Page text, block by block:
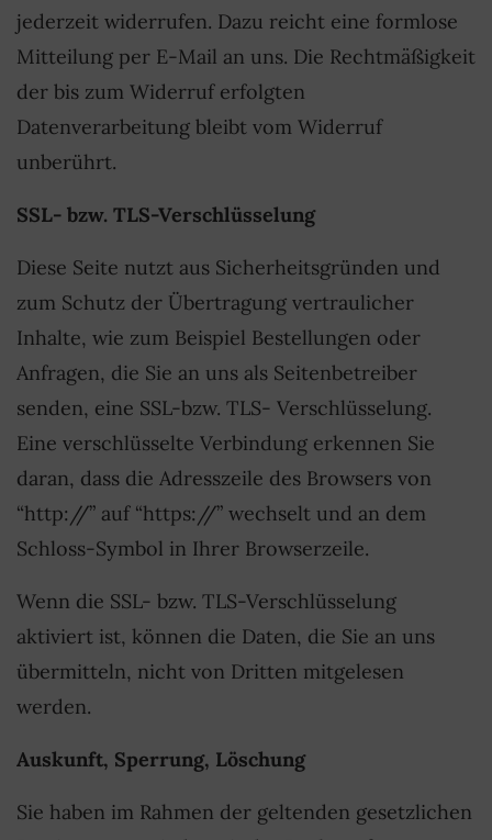
jederzeit widerrufen. Dazu reicht eine formlose
Mitteilung per E-Mail an uns. Die Rechtmäßigkeit
der bis zum Widerruf erfolgten
Datenverarbeitung bleibt vom Widerruf
unberührt.
SSL- bzw. TLS-Verschlüsselung
Diese Seite nutzt aus Sicherheitsgründen und
zum Schutz der Übertragung vertraulicher
Inhalte, wie zum Beispiel Bestellungen oder
Anfragen, die Sie an uns als Seitenbetreiber
senden, eine SSL-bzw. TLS- Verschlüsselung.
Eine verschlüsselte Verbindung erkennen Sie
daran, dass die Adresszeile des Browsers von
“http://” auf “https://” wechselt und an dem
Schloss-Symbol in Ihrer Browserzeile.
Wenn die SSL- bzw. TLS-Verschlüsselung
aktiviert ist, können die Daten, die Sie an uns
übermitteln, nicht von Dritten mitgelesen
werden.
Auskunft, Sperrung, Löschung
Sie haben im Rahmen der geltenden gesetzlichen